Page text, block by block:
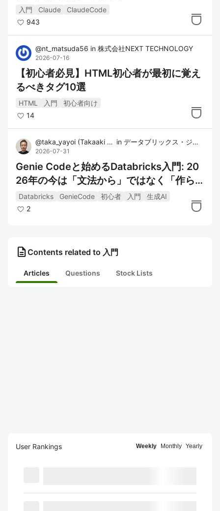
入門 Claude
ClaudeCode
943
@nt_matsuda56 in 株式会社NEXT TECHNOLOGY
2026-07-16
【初心者必見】HTML初心者が最初に覚え
るべきタグ10選
HTML 入門
初心者向け
14
@taka_yayoi (Takaaki Yayoi )
in データブリックス・ジャパン株式会社
2026-07-31
Genie Codeと始めるDatabricks入門: 20
26年の今は「文法から」ではなく「作ら
せて読む」が最短だと思う
Databricks GenieCode 初心者 入門
生成AI
2
description Contents related to 入門
Articles Questions Stock Lists
User Rankings Weekly Monthly Yearly